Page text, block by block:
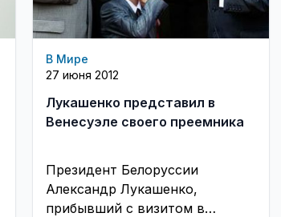
В Мире
27 июня 2012
Лукашенко представил в
Венесуэле своего преемника
Президент Белоруссии
Александр Лукашенко,
прибывший с визитом в